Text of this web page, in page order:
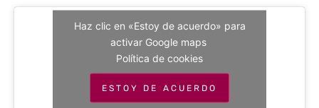
Haz clic en «Estoy de acuerdo» para
activar Google maps
Política de cookies
ESTOY DE ACUERDO